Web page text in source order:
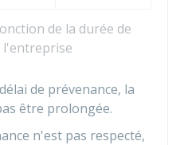
de la durée de
l'entreprise
de prévenance, la
être prolongée.
n'est pas respecté,